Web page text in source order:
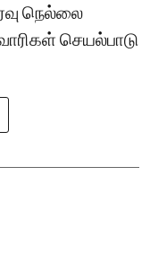
நெல்லை
செயல்பாடு